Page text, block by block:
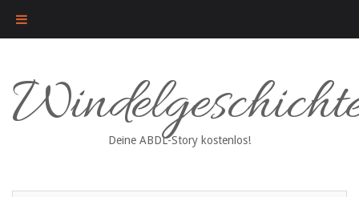
content
Deine ABDL-Story kostenlos!